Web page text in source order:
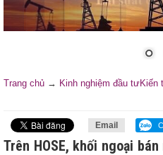
Trang chủ → Kinh nghiệm đầu tưKiến
Email
Trên HOSE, khối ngoại